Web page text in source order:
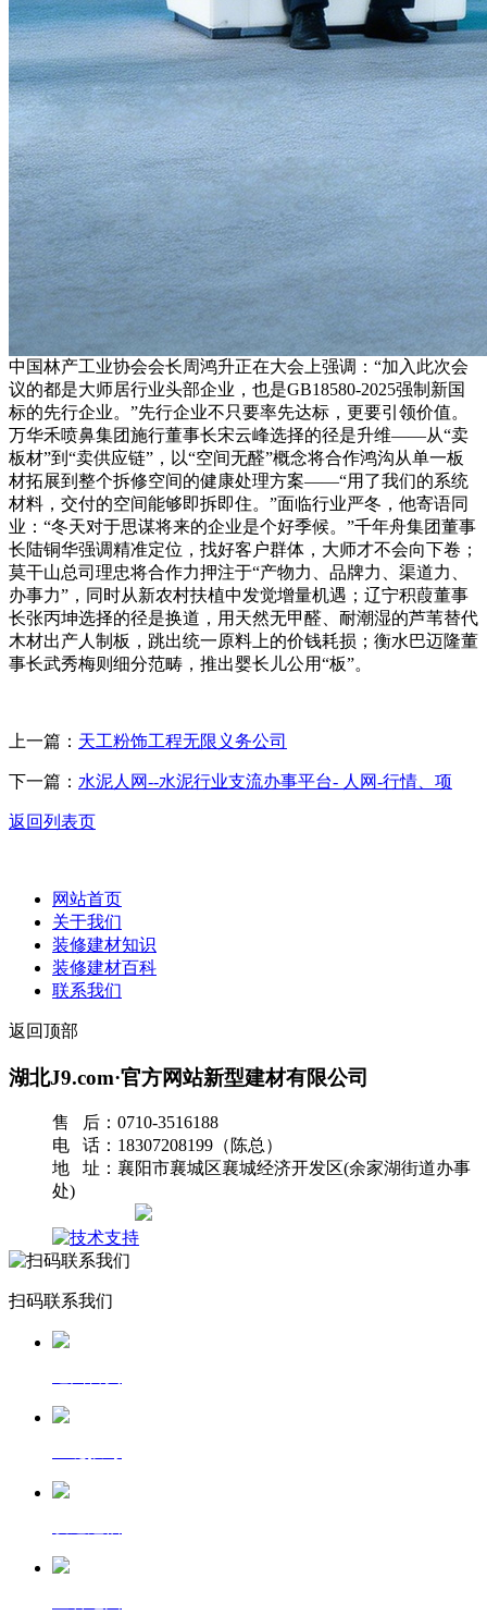
中国林产工业协会会长周鸿升正在大会上强调：“加入此次会
议的都是大师居行业头部企业，也是GB18580-2025强制新国
标的先行企业。”先行企业不只要率先达标，更要引领价值。
万华禾喷鼻集团施行董事长宋云峰选择的径是升维——从“卖
板材”到“卖供应链”，以“空间无醛”概念将合作鸿沟从单一板
材拓展到整个拆修空间的健康处理方案——“用了我们的系统
材料，交付的空间能够即拆即住。”面临行业严冬，他寄语同
业：“冬天对于思谋将来的企业是个好季候。”千年舟集团董事
长陆铜华强调精准定位，找好客户群体，大师才不会向下卷；
莫干山总司理忠将合作力押注于“产物力、品牌力、渠道力、
办事力”，同时从新农村扶植中发觉增量机遇；辽宁积葭董事
长张丙坤选择的径是换道，用天然无甲醛、耐潮湿的芦苇替代
木材出产人制板，跳出统一原料上的价钱耗损；衡水巴迈隆董
事长武秀梅则细分范畴，推出婴长儿公用“板”。
上一篇： 天工粉饰工程无限义务公司
下一篇： 水泥人网--水泥行业支流办事平台- 人网-行情、项
返回列表页
网站首页
关于我们
装修建材知识
装修建材百科
联系我们
返回顶部
湖北J9.com·官方网站新型建材有限公司
售 后：0710-3516188
电 话：18307208199（陈总）
地 址：襄阳市襄城区襄城经济开发区(余家湖街道办事
处)
扫码联系我们